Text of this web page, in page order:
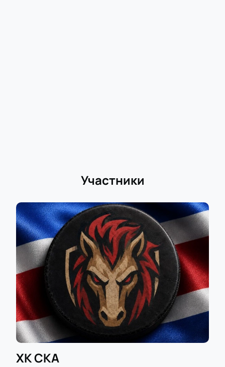
выберет оптимальные места с учетом своих
пожеланий по цене или расположению
относительно льда. Билеты доступны как для
отдельных посетителей, так и для компаний или
групп через заказ на сайте или по телефону.
Удобный выбор мест по схеме арены — легко
найти лучшие позиции для просмотра;
Онлайн-покупка билетов без очередей;
Возможность приобрести билеты в ВИП-зону
для максимального комфорта;
Специальные условия для корпоративных
клиентов;
Заказ билетов возможен по телефону через
нашего менеджера;
Честная стоимость билета — вы заранее
знаете цену.
Участники
ХК СКА